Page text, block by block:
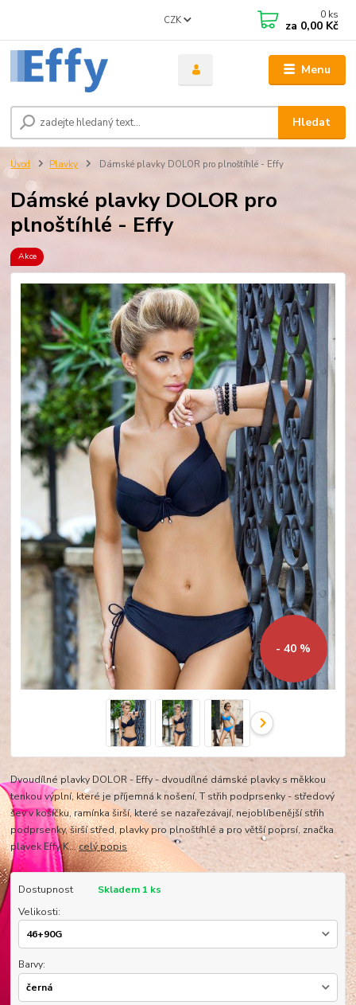
Menu
CZK
Hledat
0 ks
za 0,00 Kč
Úvod Plavky Dámské plavky DOLOR pro plnoštíhlé - Effy
Dámské plavky DOLOR pro
plnoštíhlé - Effy
Akce
- 40 %
Dvoudílné plavky DOLOR - Effy - dvoudílné dámské plavky s měkkou
tenkou výplní, které je příjemná k nošení, T střih podprsenky - středový
šev v košíčku, ramínka širší, které se nazařezávají, nejoblíbenější střih
podprsenky, širší střed, plavky pro plnoštíhlé a pro větší poprsí, značka
plavek Effy K...celý popis
Dostupnost
Skladem 1 ks
Velikosti:
Barvy: